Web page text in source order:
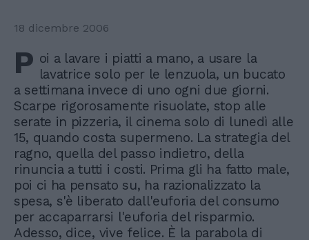
18 dicembre 2006
P oi a lavare i piatti a mano, a usare la
lavatrice solo per le lenzuola, un bucato
a settimana invece di uno ogni due giorni.
Scarpe rigorosamente risuolate, stop alle
serate in pizzeria, il cinema solo di lunedì alle
15, quando costa supermeno. La strategia del
ragno, quella del passo indietro, della
rinuncia a tutti i costi. Prima gli ha fatto male,
poi ci ha pensato su, ha razionalizzato la
spesa, s'è liberato dall'euforia del consumo
per accaparrarsi l'euforia del risparmio.
Adesso, dice, vive felice. È la parabola di